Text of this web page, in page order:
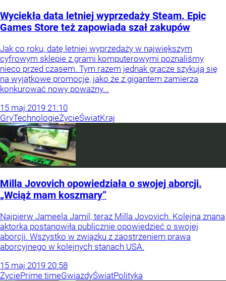
Wyciekła data letniej wyprzedaży Steam. Epic
Games Store też zapowiada szał zakupów
Jak co roku, datę letniej wyprzedaży w największym
cyfrowym sklepie z grami komputerowymi poznaliśmy
nieco przed czasem. Tym razem jednak gracze szykują się
na wyjątkowe promocje, jako że z gigantem zamierza
konkurować nowy poważny...
15 maj 2019 21:10
GryTechnologieŻycieŚwiatKraj
Milla Jovovich opowiedziała o swojej aborcji.
„Wciąż mam koszmary”
Najpierw Jameela Jamil, teraz Milla Jovovich. Kolejna znana
aktorka postanowiła publicznie opowiedzieć o swojej
aborcji. Wszystko w związku z zaostrzeniem prawa
aborcyjnego w kolejnych stanach USA.
15 maj 2019 20:58
ŻyciePrime timeGwiazdyŚwiatPolityka